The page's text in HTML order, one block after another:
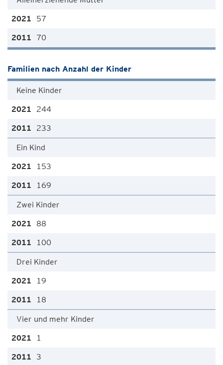
57
70
Familien nach Anzahl der Kinder
Keine Kinder
244
233
Ein Kind
153
169
Zwei Kinder
88
100
Drei Kinder
19
18
Vier und mehr Kinder
1
3